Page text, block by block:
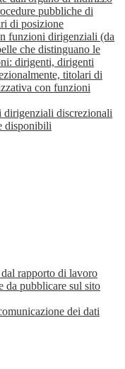
pubbliche di
di posizione
funzioni dirigenziali (da
che distinguano le
dirigenti, dirigenti
titolari di
con funzioni
dirigenziali discrezionali
disponibili
rapporto di lavoro
da pubblicare sul sito
dei dati